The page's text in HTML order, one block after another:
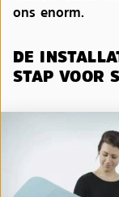
ons enorm.
DE
STAP VOOR